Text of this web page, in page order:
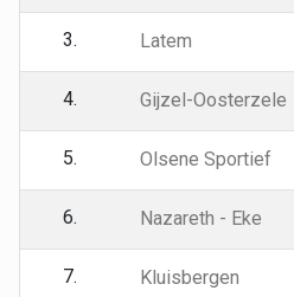
3. Latem
4. Gijzel-Oosterzele
5. Olsene Sportief
6. Nazareth - Eke
7. Kluisbergen